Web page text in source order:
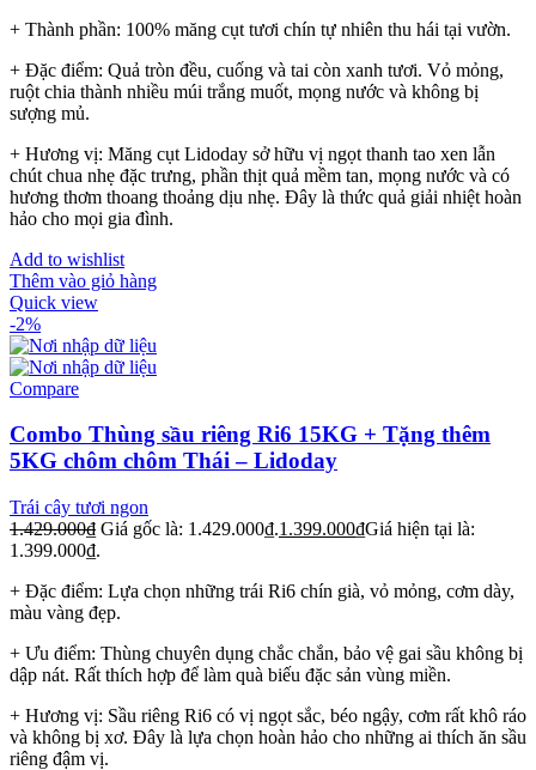
+ Thành phần: 100% măng cụt tươi chín tự nhiên thu hái tại vườn.
+ Đặc điểm: Quả tròn đều, cuống và tai còn xanh tươi. Vỏ mỏng,
ruột chia thành nhiều múi trắng muốt, mọng nước và không bị
sượng mủ.
+ Hương vị: Măng cụt Lidoday sở hữu vị ngọt thanh tao xen lẫn
chút chua nhẹ đặc trưng, phần thịt quả mềm tan, mọng nước và có
hương thơm thoang thoảng dịu nhẹ. Đây là thức quả giải nhiệt hoàn
hảo cho mọi gia đình.
Add to wishlist
Thêm vào giỏ hàng
Quick view
-2%
Compare
Combo Thùng sầu riêng Ri6 15KG + Tặng thêm
5KG chôm chôm Thái – Lidoday
Trái cây tươi ngon
1.429.000₫ Giá gốc là: 1.429.000₫.1.399.000₫Giá hiện tại là:
1.399.000₫.
+ Đặc điểm: Lựa chọn những trái Ri6 chín già, vỏ mỏng, cơm dày,
màu vàng đẹp.
+ Ưu điểm: Thùng chuyên dụng chắc chắn, bảo vệ gai sầu không bị
dập nát. Rất thích hợp để làm quà biếu đặc sản vùng miền.
+ Hương vị: Sầu riêng Ri6 có vị ngọt sắc, béo ngậy, cơm rất khô ráo
và không bị xơ. Đây là lựa chọn hoàn hảo cho những ai thích ăn sầu
riêng đậm vị.